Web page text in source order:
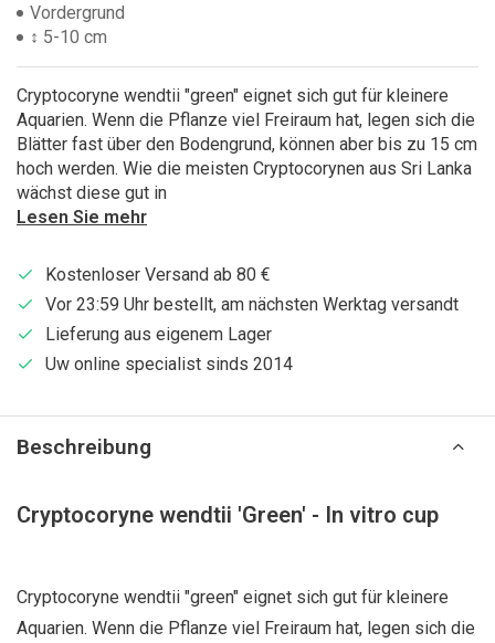
Vordergrund
↕ 5-10 cm
Cryptocoryne wendtii "green" eignet sich gut für kleinere
Aquarien. Wenn die Pflanze viel Freiraum hat, legen sich die
Blätter fast über den Bodengrund, können aber bis zu 15 cm
hoch werden. Wie die meisten Cryptocorynen aus Sri Lanka
wächst diese gut in
Lesen Sie mehr
Kostenloser Versand ab 80 €
Vor 23:59 Uhr bestellt, am nächsten Werktag versandt
Lieferung aus eigenem Lager
Uw online specialist sinds 2014
Beschreibung
Cryptocoryne wendtii 'Green' - In vitro cup
Cryptocoryne wendtii "green" eignet sich gut für kleinere
Aquarien. Wenn die Pflanze viel Freiraum hat, legen sich die